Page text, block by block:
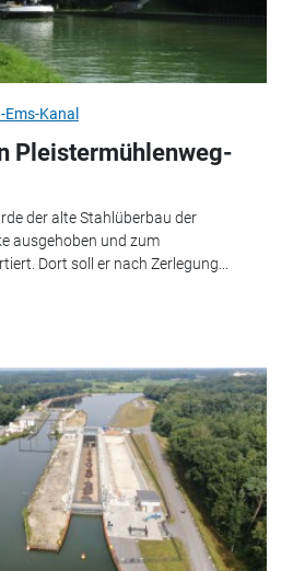
Kanal
Pleistermühlenweg-
der alte Stahlüberbau der
ausgehoben und zum
Dort soll er nach Zerlegung...